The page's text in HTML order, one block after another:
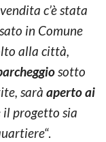
c’è stata
in Comune
alla città,
sotto
sarà aperto ai
il progetto sia
“.